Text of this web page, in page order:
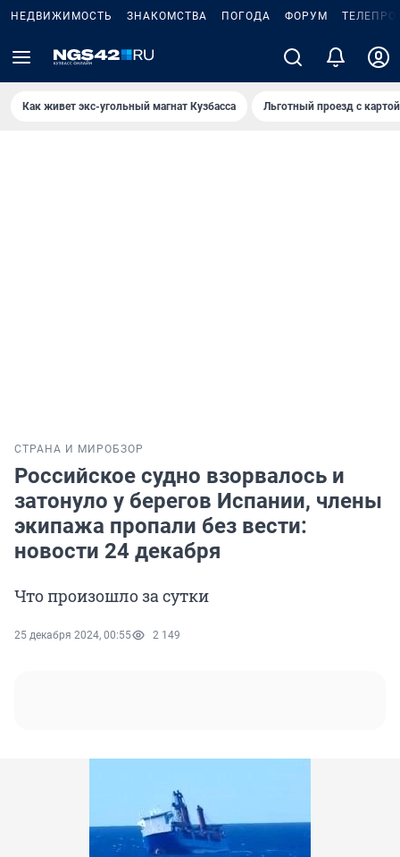
НЕДВИЖИМОСТЬ ЗНАКОМСТВА ПОГОДА ФОРУМ
Как живет экс-угольный магнат Кузбасса Льготный проезд с
СТРАНА И МИРОБЗОР
Российское судно взорвалось и
затонуло у берегов Испании, члены
экипажа пропали без вести:
новости 24 декабря
Что произошло за сутки
25 декабря 2024, 00:55 2 149